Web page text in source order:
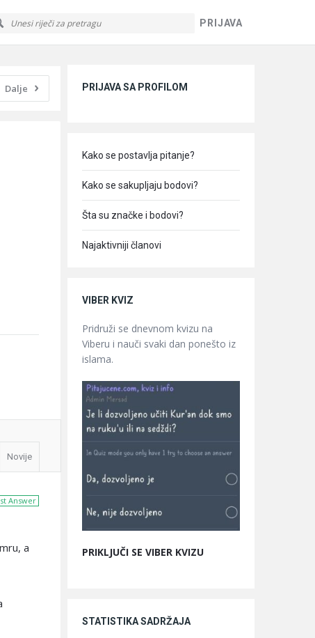
PRIJAVA
Dalje
Novije
Answer
a
PRIJAVA SA PROFILOM
Kako se postavlja pitanje?
Kako se sakupljaju bodovi?
Šta su značke i bodovi?
Najaktivniji članovi
VIBER KVIZ
Pridruži se dnevnom kvizu na
Viberu i nauči svaki dan ponešto iz
islama.
PRIKLJUČI SE VIBER KVIZU
STATISTIKA SADRŽAJA